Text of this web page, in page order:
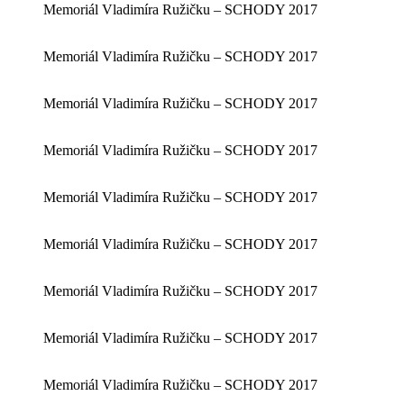
Memoriál Vladimíra Ružičku – SCHODY 2017
Memoriál Vladimíra Ružičku – SCHODY 2017
Memoriál Vladimíra Ružičku – SCHODY 2017
Memoriál Vladimíra Ružičku – SCHODY 2017
Memoriál Vladimíra Ružičku – SCHODY 2017
Memoriál Vladimíra Ružičku – SCHODY 2017
Memoriál Vladimíra Ružičku – SCHODY 2017
Memoriál Vladimíra Ružičku – SCHODY 2017
Memoriál Vladimíra Ružičku – SCHODY 2017